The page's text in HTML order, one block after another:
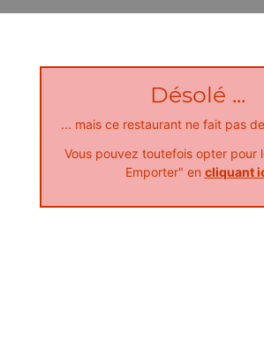
Désolé ...
... mais ce restaurant ne fait pas
Vous pouvez toutefois opter pour
Emporter" en cliquant